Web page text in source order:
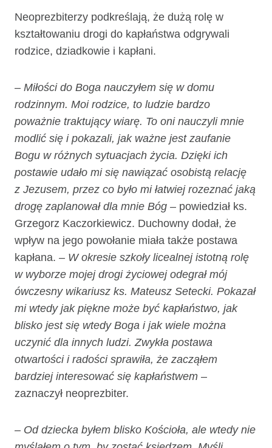
Neoprezbiterzy podkreślają, że dużą rolę w
kształtowaniu drogi do kapłaństwa odgrywali
rodzice, dziadkowie i kapłani.
– Miłości do Boga nauczyłem się w domu
rodzinnym. Moi rodzice, to ludzie bardzo
poważnie traktujący wiarę. To oni nauczyli mnie
modlić się i pokazali, jak ważne jest zaufanie
Bogu w różnych sytuacjach życia. Dzięki ich
postawie udało mi się nawiązać osobistą relację
z Jezusem, przez co było mi łatwiej rozeznać jaką
drogę zaplanował dla mnie Bóg – powiedział ks.
Grzegorz Kaczorkiewicz. Duchowny dodał, że
wpływ na jego powołanie miała także postawa
kapłana. – W okresie szkoły licealnej istotną rolę
w wyborze mojej drogi życiowej odegrał mój
ówczesny wikariusz ks. Mateusz Setecki. Pokazał
mi wtedy jak piękne może być kapłaństwo, jak
blisko jest się wtedy Boga i jak wiele można
uczynić dla innych ludzi. Zwykła postawa
otwartości i radości sprawiła, że zacząłem
bardziej interesować się kapłaństwem –
zaznaczył neoprezbiter.
– Od dziecka byłem blisko Kościoła, ale wtedy nie